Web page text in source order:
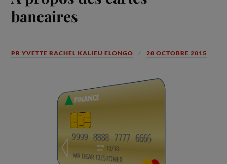
bancaires
PR YVETTE RACHEL KALIEU ELONGO 28 OCTOBRE 2015